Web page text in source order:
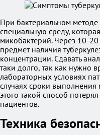
При бактериальном
специальную среду,
микобактерий. Через 10-
предмет наличия
концентрации. Сдавать
таки долго, так как нужно
лабораторных условиях
случаях сроки выполнения
этого такой способ
пациентов.
Техника